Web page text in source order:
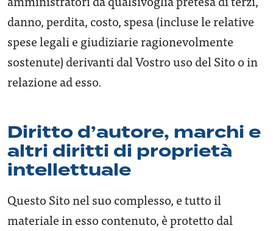
danno, perdita, costo, spesa (incluse le relative
spese legali e giudiziarie ragionevolmente
sostenute) derivanti dal Vostro uso del Sito o in
relazione ad esso.
Diritto d’autore, marchi e
altri diritti di proprietà
intellettuale
Questo Sito nel suo complesso, e tutto il
materiale in esso contenuto, è protetto dal